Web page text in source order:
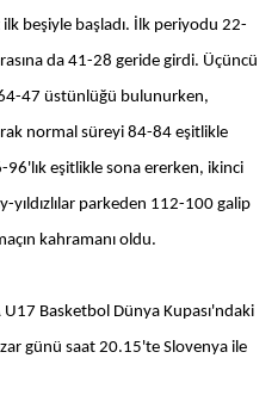
ilk beşiyle başladı. İlk periyodu 22-
da 41-28 geride girdi. Üçüncü
47 üstünlüğü bulunurken,
normal süreyi 84-84 eşitlikle
eşitlikle sona ererken, ikinci
yıldızlılar parkeden 112-100 galip
kahramanı oldu.
U17 Basketbol Dünya Kupası'ndaki
günü saat 20.15'te Slovenya ile